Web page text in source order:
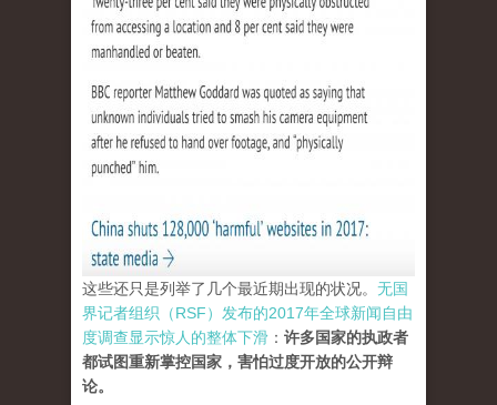
这些还只是列举了几个最近期出现的状况。 无国
界记者组织（RSF）发布的2017年全球新闻自由
度调查显示惊人的整体下滑 ： 许多国家的执政者
都试图重新掌控国家，害怕过度开放的公开辩
论。